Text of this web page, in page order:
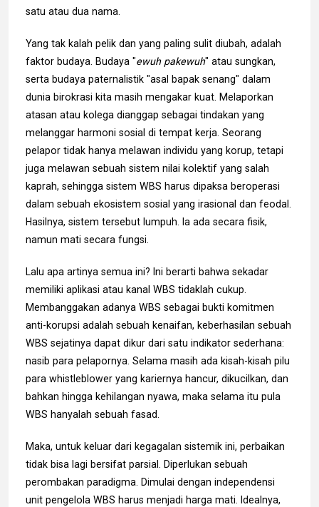
satu atau dua nama.
Yang tak kalah pelik dan yang paling sulit diubah, adalah
faktor budaya. Budaya "ewuh pakewuh" atau sungkan,
serta budaya paternalistik "asal bapak senang" dalam
dunia birokrasi kita masih mengakar kuat. Melaporkan
atasan atau kolega dianggap sebagai tindakan yang
melanggar harmoni sosial di tempat kerja. Seorang
pelapor tidak hanya melawan individu yang korup, tetapi
juga melawan sebuah sistem nilai kolektif yang salah
kaprah, sehingga sistem WBS harus dipaksa beroperasi
dalam sebuah ekosistem sosial yang irasional dan feodal.
Hasilnya, sistem tersebut lumpuh. Ia ada secara fisik,
namun mati secara fungsi.
Lalu apa artinya semua ini? Ini berarti bahwa sekadar
memiliki aplikasi atau kanal WBS tidaklah cukup.
Membanggakan adanya WBS sebagai bukti komitmen
anti-korupsi adalah sebuah kenaifan, keberhasilan sebuah
WBS sejatinya dapat dikur dari satu indikator sederhana:
nasib para pelapornya. Selama masih ada kisah-kisah pilu
para whistleblower yang kariernya hancur, dikucilkan, dan
bahkan hingga kehilangan nyawa, maka selama itu pula
WBS hanyalah sebuah fasad.
Maka, untuk keluar dari kegagalan sistemik ini, perbaikan
tidak bisa lagi bersifat parsial. Diperlukan sebuah
perombakan paradigma. Dimulai dengan independensi
unit pengelola WBS harus menjadi harga mati. Idealnya,